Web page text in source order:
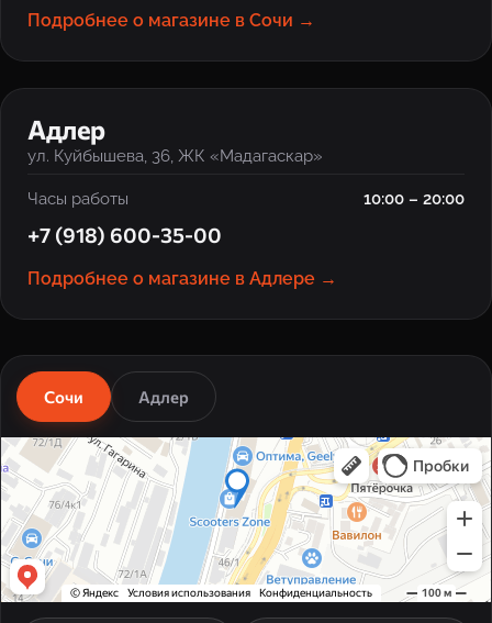
Подробнее о магазине в Сочи →
‹ ›
Адлер
ул. Куйбышева, 36, ЖК «Мадагаскар»
Часы работы 10:00 – 20:00
+7 (918) 600-35-00
Подробнее о магазине в Адлере →
Сочи Адлер